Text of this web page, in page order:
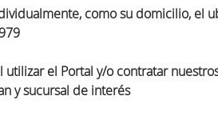
como su domicilio, el
el Portal y/o contratar
y sucursal de interés